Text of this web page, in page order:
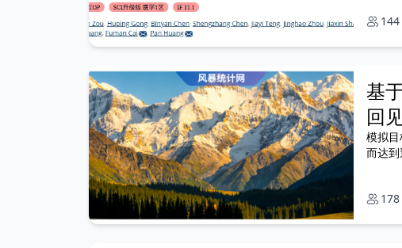
144
基
回
模拟
而达到
178